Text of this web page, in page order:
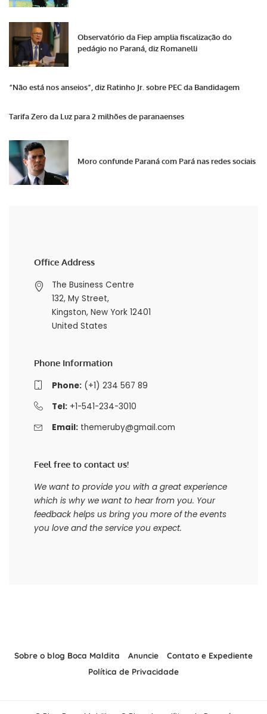
Observatório da Fiep amplia fiscalização do
pedágio no Paraná, diz Romanelli
“Não está nos anseios”, diz Ratinho Jr. sobre PEC da Bandidagem
Tarifa Zero da Luz para 2 milhões de paranaenses
Moro confunde Paraná com Pará nas redes sociais
Office Address
The Business Centre
132, My Street,
Kingston, New York 12401
United States
Phone Information
Phone:(+1) 234 567 89
Tel:+1-541-234-3010
Email: themeruby@gmail.com
Feel free to contact us!
We want to provide you with a great experience
which is why we want to hear from you. Your
feedback helps us bring you more of the events
you love and the service you expect.
Sobre o blog Boca Maldita Anuncie
Contato e Expediente
Política de Privacidade